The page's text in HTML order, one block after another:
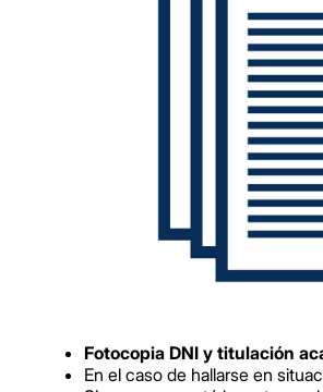
Fotocopia DNI y titulación
En el caso de hallarse en